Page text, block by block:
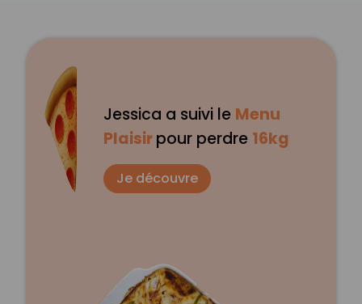
Jessica a suivi le Menu
Plaisirpour perdre 16kg
Je découvre